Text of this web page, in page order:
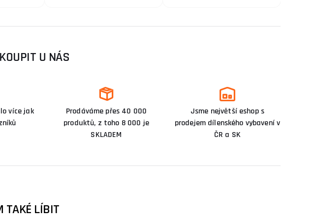
U NÁS
více jak
Prodáváme přes 40 000
produktů, z toho 8 000 je
SKLADEM
Jsme největší eshop s
prodejem dílenského vybavení v
ČR a SK
TAKÉ LÍBIT